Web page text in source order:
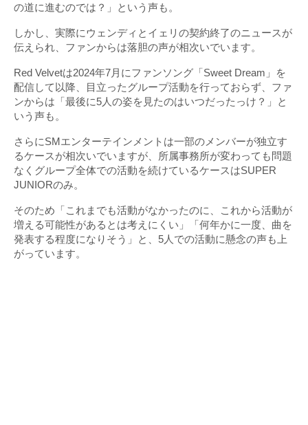
の道に進むのでは？」という声も。
しかし、実際にウェンディとイェリの契約終了のニュースが
伝えられ、ファンからは落胆の声が相次いでいます。
Red Velvetは2024年7月にファンソング「Sweet Dream」を
配信して以降、目立ったグループ活動を行っておらず、ファ
ンからは「最後に5人の姿を見たのはいつだったっけ？」と
いう声も。
さらにSMエンターテインメントは一部のメンバーが独立す
るケースが相次いでいますが、所属事務所が変わっても問題
なくグループ全体での活動を続けているケースはSUPER
JUNIORのみ。
そのため「これまでも活動がなかったのに、これから活動が
増える可能性があるとは考えにくい」「何年かに一度、曲を
発表する程度になりそう」と、5人での活動に懸念の声も上
がっています。